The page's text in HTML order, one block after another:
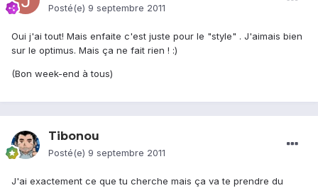
Posté(e) 9 septembre 2011
Oui j'ai tout! Mais enfaite c'est juste pour le "style" . J'aimais bien
sur le optimus. Mais ça ne fait rien ! :)
(Bon week-end à tous)
Tibonou
Posté(e) 9 septembre 2011
J'ai exactement ce que tu cherche mais ça va te prendre du